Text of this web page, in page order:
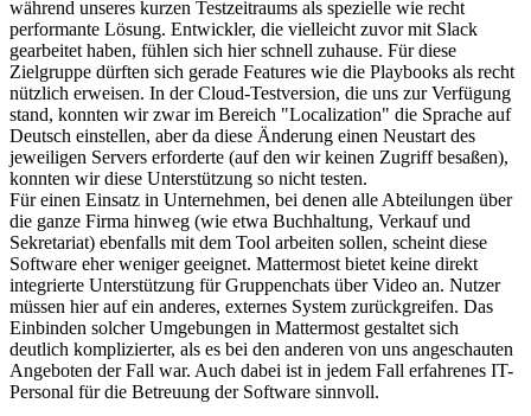
während unseres kurzen Testzeitraums als spezielle wie recht
performante Lösung. Entwickler, die vielleicht zuvor mit Slack
gearbeitet haben, fühlen sich hier schnell zuhause. Für diese
Zielgruppe dürften sich gerade Features wie die Playbooks als recht
nützlich erweisen. In der Cloud-Testversion, die uns zur Verfügung
stand, konnten wir zwar im Bereich "Localization" die Sprache auf
Deutsch einstellen, aber da diese Änderung einen Neustart des
jeweiligen Servers erforderte (auf den wir keinen Zugriff besaßen),
konnten wir diese Unterstützung so nicht testen.
Für einen Einsatz in Unternehmen, bei denen alle Abteilungen über
die ganze Firma hinweg (wie etwa Buchhaltung, Verkauf und
Sekretariat) ebenfalls mit dem Tool arbeiten sollen, scheint diese
Software eher weniger geeignet. Mattermost bietet keine direkt
integrierte Unterstützung für Gruppenchats über Video an. Nutzer
müssen hier auf ein anderes, externes System zurückgreifen. Das
Einbinden solcher Umgebungen in Mattermost gestaltet sich
deutlich komplizierter, als es bei den anderen von uns angeschauten
Angeboten der Fall war. Auch dabei ist in jedem Fall erfahrenes IT-
Personal für die Betreuung der Software sinnvoll.